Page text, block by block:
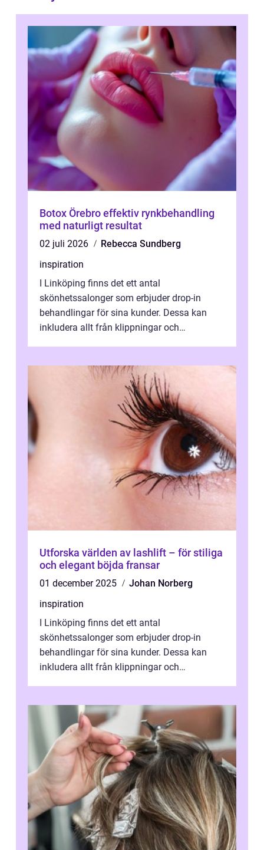
Botox Örebro effektiv rynkbehandling
med naturligt resultat
02 juli 2026
Rebecca Sundberg
inspiration
I Linköping finns det ett antal
skönhetssalonger som erbjuder drop-in
behandlingar för sina kunder. Dessa kan
inkludera allt från klippningar och
Utforska världen av lashlift – för stiliga
och elegant böjda fransar
01 december 2025
Johan Norberg
inspiration
I Linköping finns det ett antal
skönhetssalonger som erbjuder drop-in
behandlingar för sina kunder. Dessa kan
inkludera allt från klippningar och